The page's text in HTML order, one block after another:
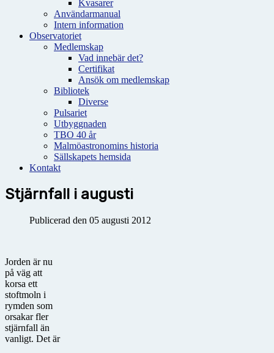
Kvasarer
Användarmanual
Intern information
Observatoriet
Medlemskap
Vad innebär det?
Certifikat
Ansök om medlemskap
Bibliotek
Diverse
Pulsariet
Utbyggnaden
TBO 40 år
Malmöastronomins historia
Sällskapets hemsida
Kontakt
Stjärnfall i augusti
Publicerad den 05 augusti 2012
Jorden är nu
på väg att
korsa ett
stoftmoln i
rymden som
orsakar fler
stjärnfall än
vanligt. Det är